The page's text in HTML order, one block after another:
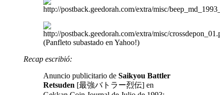
(Panfleto subastado en Yahoo!)
Recap escribió:
Anuncio publicitario de Saikyou Battler
Retsuden [最強バトラー烈伝] en